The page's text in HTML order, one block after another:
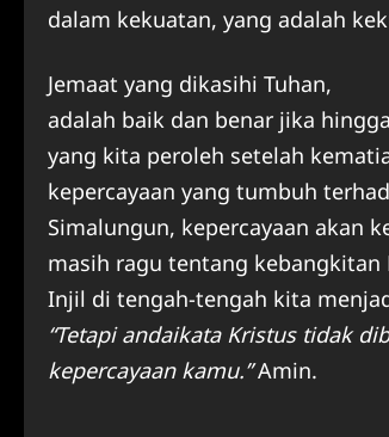
dalam kekuatan, yang adalah
Jemaat yang dikasihi Tuhan,
adalah baik dan benar jika
yang kita peroleh setelah
kepercayaan yang tumbuh
Simalungun, kepercayaan akan
masih ragu tentang
Injil di tengah-tengah kita
“Tetapi andaikata Kristus tidak
kepercayaan kamu.”Amin.